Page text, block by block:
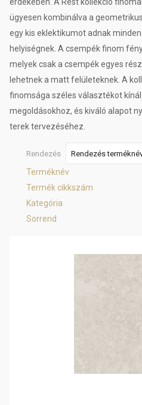
ügyesen kombinálva a
egy kis eklektikumot adnak
helyiségnek. A csempék finom
melyek csak a csempék egyes
lehetnek a matt felületeknek. A
finomsága széles választékot
megoldásokhoz, és kiváló alapot
terek tervezéséhez.
Rendezés Rendezés
Terméknév
Termék cikkszám
Kategória
Sorrend